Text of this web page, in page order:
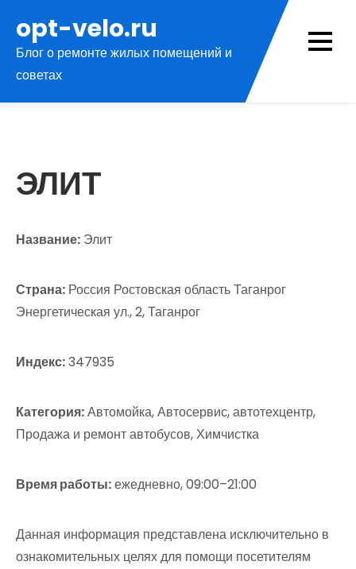
содержимому
opt-velo.ru
Блог о ремонте жилых помещений и
советах
ЭЛИТ
Название: Элит
Страна: Россия Ростовская область Таганрог
Энергетическая ул., 2, Таганрог
Индекс:347935
Категория:Автомойка, Автосервис, автотехцентр,
Продажа и ремонт автобусов, Химчистка
Время работы:ежедневно, 09:00–21:00
Данная информация представлена исключительно в
ознакомительных целях для помощи посетителям